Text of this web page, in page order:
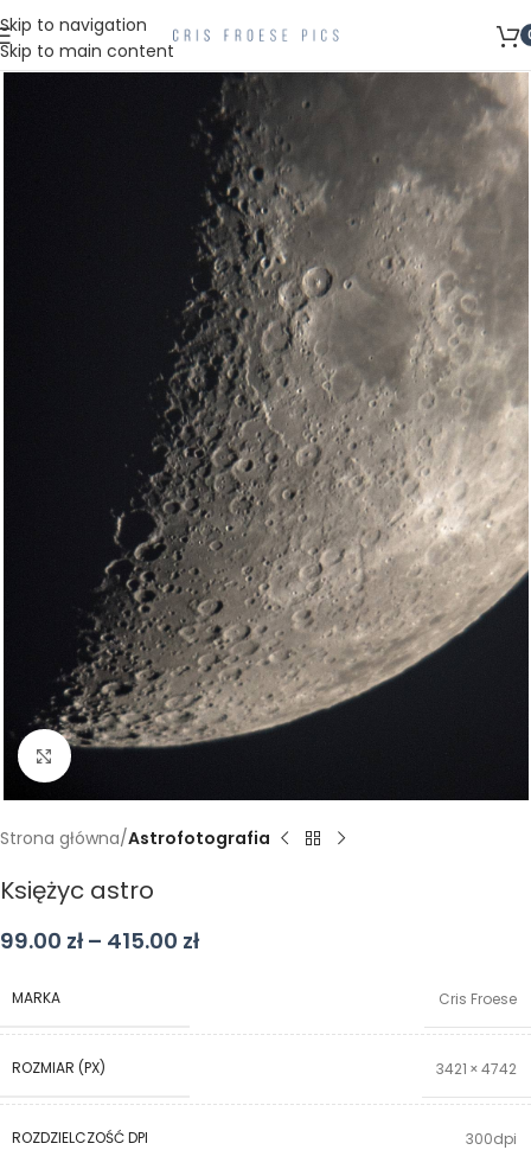
Skip to navigation
Skip to main content
Kliknij aby powiększyć
Strona główna Astrofotografia
Księżyc astro
99.00 zł – 415.00 zł
MARKA Cris Froese
ROZMIAR (PX) 3421 × 4742
ROZDZIELCZOŚĆ DPI 300dpi